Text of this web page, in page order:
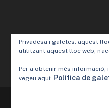
Privadesa i galetes: aquest
utilitzant aquest lloc web,
Per a obtenir més
vegeu aquí: Política de